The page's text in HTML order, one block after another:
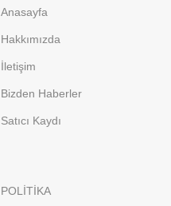
Anasayfa
Hakkımızda
İletişim
Bizden Haberler
Satıcı Kaydı
POLİTİKA